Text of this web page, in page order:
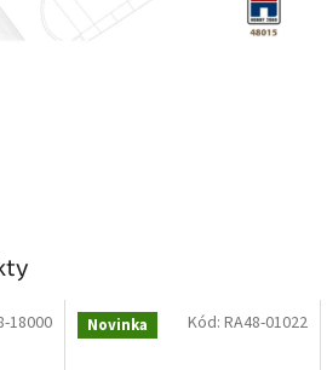
18000 Novinka Kód: RA48-01022